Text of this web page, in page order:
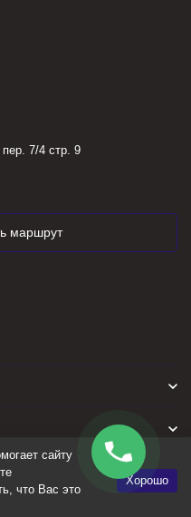
7/4 стр. 9
маршрут
сайту
что Вас это
Хорошо